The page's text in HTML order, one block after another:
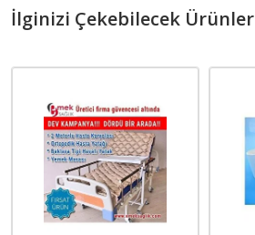
İlginizi Çekebilecek Ürünler